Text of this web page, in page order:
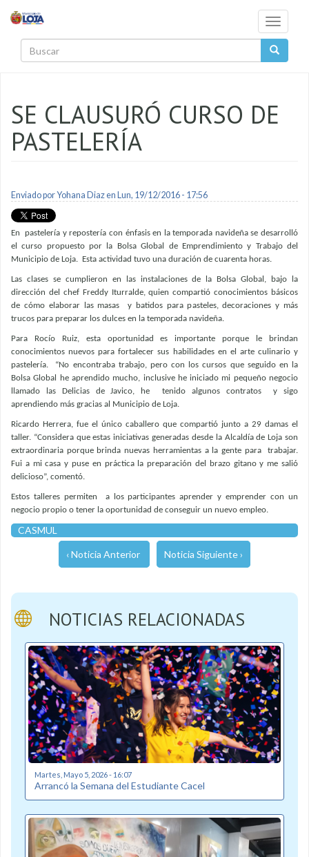
Toggle
SE CLAUSURÓ CURSO DE
PASTELERÍA
Enviado porYohana Diazen Lun, 19/12/2016 - 17:56
En pastelería y repostería con énfasis en la temporada navideña se desarrolló
el curso propuesto por la Bolsa Global de Emprendimiento y Trabajo del
Municipio de Loja. Esta actividad tuvo una duración de cuarenta horas.
Las clases se cumplieron en las instalaciones de la Bolsa Global, bajo la
dirección del chef Freddy Iturralde, quien compartió conocimientos básicos
de cómo elaborar las masas y batidos para pasteles, decoraciones y más
trucos para preparar los dulces en la temporada navideña.
Para Rocío Ruiz, esta oportunidad es importante porque le brindan
conocimientos nuevos para fortalecer sus habilidades en el arte culinario y
pastelería. “No encontraba trabajo, pero con los cursos que seguido en la
Bolsa Global he aprendido mucho, inclusive he iniciado mi pequeño negocio
llamado las Delicias de Javico, he tenido algunos contratos y sigo
aprendiendo más gracias al Municipio de Loja.
Ricardo Herrera, fue el único caballero que compartió junto a 29 damas el
taller. “Considera que estas iniciativas generadas desde la Alcaldía de Loja son
extraordinaria porque brinda nuevas herramientas a la gente para trabajar.
Fui a mi casa y puse en práctica la preparación del brazo gitano y me salió
delicioso”, comentó.
Estos talleres permiten a los participantes aprender y emprender con un
negocio propio o tener la oportunidad de conseguir un nuevo empleo.
CASMUL
‹ Noticia Anterior Noticia Siguiente ›
NOTICIAS RELACIONADAS
Martes, Mayo 5, 2026 - 16:07
Arrancó la Semana del Estudiante Cacel